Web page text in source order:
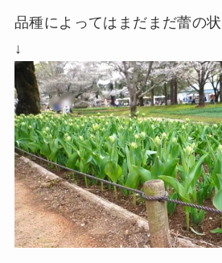
品種によってはまだまだ蕾の
↓